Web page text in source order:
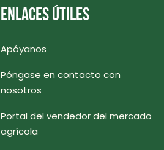
ENLACES ÚTILES
Apóyanos
Póngase en contacto con
nosotros
Portal del vendedor del mercado
agrícola